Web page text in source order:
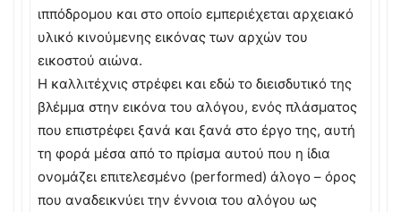
ιππόδρομου και στο οποίο εμπεριέχεται αρχειακό
υλικό κινούμενης εικόνας των αρχών του
εικοστού αιώνα.
Η καλλιτέχνις στρέφει και εδώ το διεισδυτικό της
βλέμμα στην εικόνα του αλόγου, ενός πλάσματος
που επιστρέφει ξανά και ξανά στο έργο της, αυτή
τη φορά μέσα από το πρίσμα αυτού που η ίδια
ονομάζει επιτελεσμένο (performed) άλογο – όρος
που αναδεικνύει την έννοια του αλόγου ως